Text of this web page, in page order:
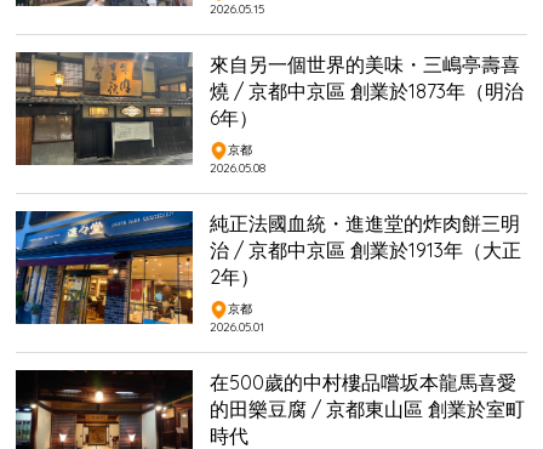
2026.05.15
來自另一個世界的美味・三嶋亭壽喜
燒 / 京都中京區 創業於1873年（明治
6年）
京都
2026.05.08
純正法國血統・進進堂的炸肉餅三明
治 / 京都中京區 創業於1913年（大正
2年）
京都
2026.05.01
在500歲的中村樓品嚐坂本龍馬喜愛
的田樂豆腐 / 京都東山區 創業於室町
時代